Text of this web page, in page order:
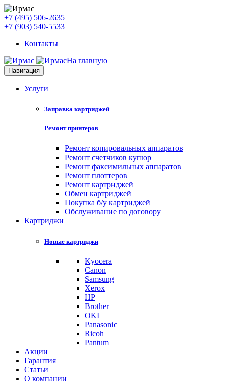
+7 (495) 506-2635
+7 (903) 540-5533
Контакты
На главную
Навигация
Услуги
Заправка картриджей
Ремонт принтеров
Ремонт копировальных аппаратов
Ремонт счетчиков купюр
Ремонт факсимильных аппаратов
Ремонт плоттеров
Ремонт картриджей
Обмен картриджей
Покупка б/у картриджей
Обслуживание по договору
Картриджи
Новые картриджи
Kyocera
Canon
Samsung
Xerox
HP
Brother
OKI
Panasonic
Ricoh
Pantum
Акции
Гарантия
Статьи
О компании